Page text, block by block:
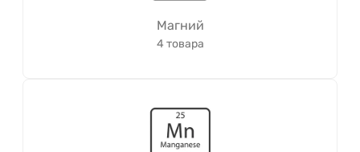
Магний
4 товара